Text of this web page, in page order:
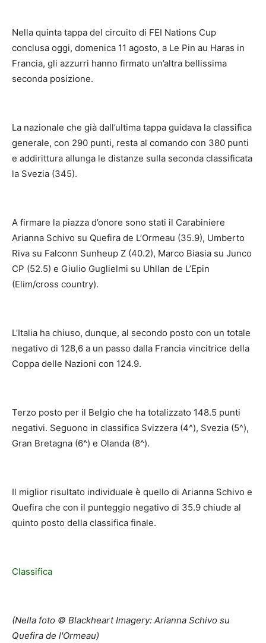
Nella quinta tappa del circuito di FEI Nations Cup
conclusa oggi, domenica 11 agosto, a Le Pin au Haras in
Francia, gli azzurri hanno firmato un’altra bellissima
seconda posizione.
La nazionale che già dall’ultima tappa guidava la classifica
generale, con 290 punti, resta al comando con 380 punti
e addirittura allunga le distanze sulla seconda classificata
la Svezia (345).
A firmare la piazza d’onore sono stati il Carabiniere
Arianna Schivo su Quefira de L’Ormeau (35.9), Umberto
Riva su Falconn Sunheup Z (40.2), Marco Biasia su Junco
CP (52.5) e Giulio Guglielmi su Uhllan de L’Epin
(Elim/cross country).
L’Italia ha chiuso, dunque, al secondo posto con un totale
negativo di 128,6 a un passo dalla Francia vincitrice della
Coppa delle Nazioni con 124.9.
Terzo posto per il Belgio che ha totalizzato 148.5 punti
negativi. Seguono in classifica Svizzera (4^), Svezia (5^),
Gran Bretagna (6^) e Olanda (8^).
Il miglior risultato individuale è quello di Arianna Schivo e
Quefira che con il punteggio negativo di 35.9 chiude al
quinto posto della classifica finale.
Classifica
(Nella foto © Blackheart Imagery: Arianna Schivo su
Quefira de l'Ormeau)